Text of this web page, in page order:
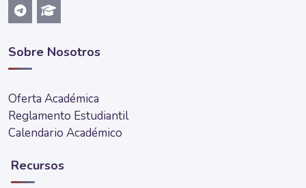
Sobre Nosotros
Oferta Académica
Reglamento Estudiantil
Calendario Académico
Recursos